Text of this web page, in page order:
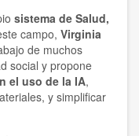
sistema de Salud,
campo, Virginia
de muchos
social y propone
el uso de la IA,
y simplificar